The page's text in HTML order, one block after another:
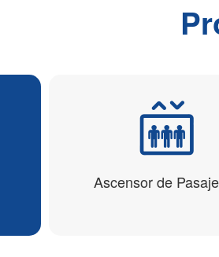
Ascensor de